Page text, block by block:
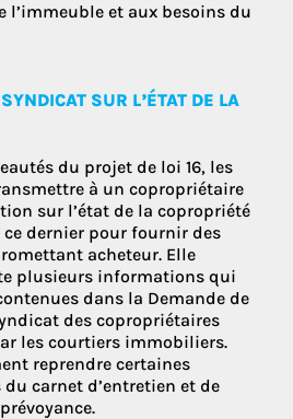
l’immeuble et aux besoins du
SUR L’ÉTAT DE LA
du projet de loi 16, les
à un copropriétaire
sur l’état de la copropriété
dernier pour fournir des
acheteur. Elle
plusieurs informations qui
dans la Demande de
des copropriétaires
les courtiers immobiliers.
reprendre certaines
carnet d’entretien et de